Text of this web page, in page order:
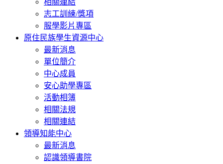
志工訓練/獎項
服學影片專區
原住民族學生資源中心
最新消息
單位簡介
中心成員
安心助學專區
活動相簿
相關法規
相關連結
領導知能中心
最新消息
認識領導書院